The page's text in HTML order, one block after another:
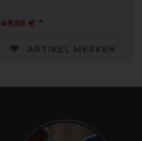
49,95 € *
ARTIKEL MERKEN